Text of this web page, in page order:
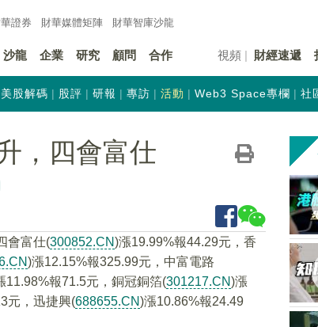
證券 財華媒體矩陣 財華智庫沙龍
沙龍 企業 研究 顧問 合作 視頻 財經速遞
美股解碼 股評 研報 專訪 活動 Web3 Space專欄 社
，四會富仕
會富仕(300852.CN)漲19.99%報44.29元，香
)漲12.15%報325.99元，中富電路
11.98%報71.5元，銅冠銅箔(301217.CN)漲
元，迅捷興(688655.CN)漲10.86%報24.49